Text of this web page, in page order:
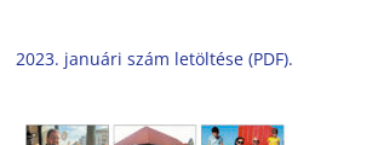
2023. januári szám letöltése (PDF).